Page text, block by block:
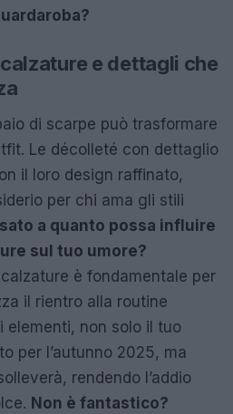
e dettagli che
di scarpe può trasformare
Le décolleté con dettaglio
il loro design raffinato,
per chi ama gli stili
a quanto possa influire
sul tuo umore?
è fondamentale per
il rientro alla routine
elementi, non solo il tuo
per l’autunno 2025, ma
rendendo l’addio
Non è fantastico?